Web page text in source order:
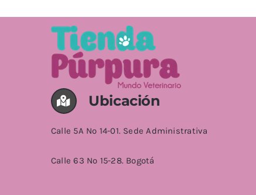
AÑADIR AL CARRITO
Ubicación
Calle 5A No 14-01. Sede Administrativa
Calle 63 No 15-28. Bogotá